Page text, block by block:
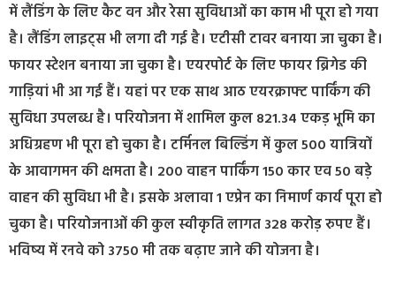
में लैंडिंग के लिए कैट वन और रेसा सुविधाओं का काम भी पूरा हो गया
है। लैंडिंग लाइट्स भी लगा दी गई है। एटीसी टावर बनाया जा चुका है।
फायर स्टेशन बनाया जा चुका है। एयरपोर्ट के लिए फायर ब्रिगेड की
गाड़ियां भी आ गई हैं। यहां पर एक साथ आठ एयरक्राफ्ट पार्किंग की
सुविधा उपलब्ध है। परियोजना में शामिल कुल 821.34 एकड़ भूमि का
अधिग्रहण भी पूरा हो चुका है। टर्मिनल बिल्डिंग में कुल 500 यात्रियों
के आवागमन की क्षमता है। 200 वाहन पार्किंग 150 कार एव 50 बड़े
वाहन की सुविधा भी है। इसके अलावा 1 एप्रेन का निमार्ण कार्य पूरा हो
चुका है। परियोजनाओं की कुल स्वीकृति लागत 328 करोड़ रुपए हैं।
भविष्य में रनवे को 3750 मी तक बढ़ाए जाने की योजना है।